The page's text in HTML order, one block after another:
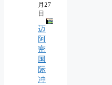
月27
日
迈
阿
密
国
际
冲